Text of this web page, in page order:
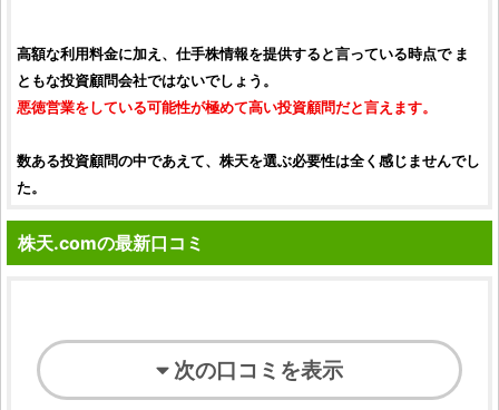
高額な利用料金に加え、 仕手株情報を提供すると言っている時点で ま
ともな投資顧問会社ではないでしょう。
悪徳営業をしている可能性が極めて高い投資顧問だと言えます。
数ある投資顧問の中であえて、 株天を選ぶ必要性は全く感じませんでし
た。
株天.comの最新口コミ
次の口コミを表示